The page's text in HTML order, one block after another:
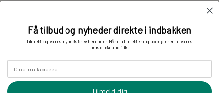
Din e-mail adresse
Få tilbud og nyheder direkte i indbakken
Tilmeld dig vores nyhedsbrev herunder. Når du tilmelder dig accepterer du vores
persondatapolitik.
Tilmeld dig